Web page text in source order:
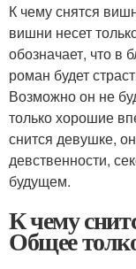
К чему снятся
вишни несет
обозначает, что
роман будет
Возможно он не
только хорошие
снится девушке,
девственности,
будущем.
К чему
Общее